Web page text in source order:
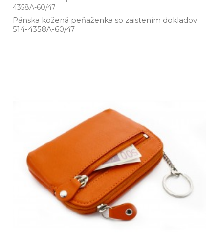
4358A-60/47
Pánska kožená peňaženka so zaistením dokladov
514­-4358A­-60/47